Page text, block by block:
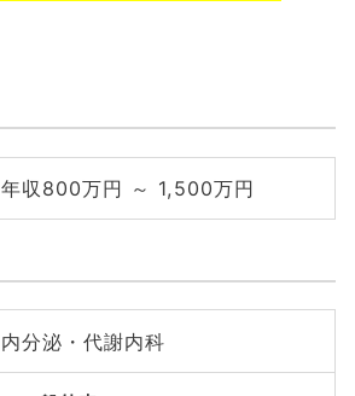
年収800万円 ～ 1,500万円
内分泌・代謝内科